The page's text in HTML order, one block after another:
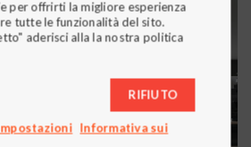
per offrirti la migliore esperienza
tutte le funzionalità del sito.
aderisci alla la nostra politica
RIFIUTO
Informativa sui